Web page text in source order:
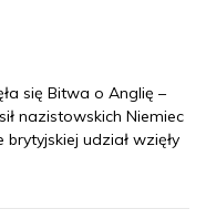
się Bitwa o Anglię –
nazistowskich Niemiec
udział wzięły